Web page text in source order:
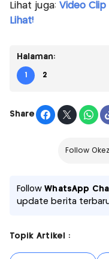
Lihat juga: Video Clip
Lihat!
Halaman:
1 2
Share
Follow
FollowWhatsApp
update berita
Topik Artikel :